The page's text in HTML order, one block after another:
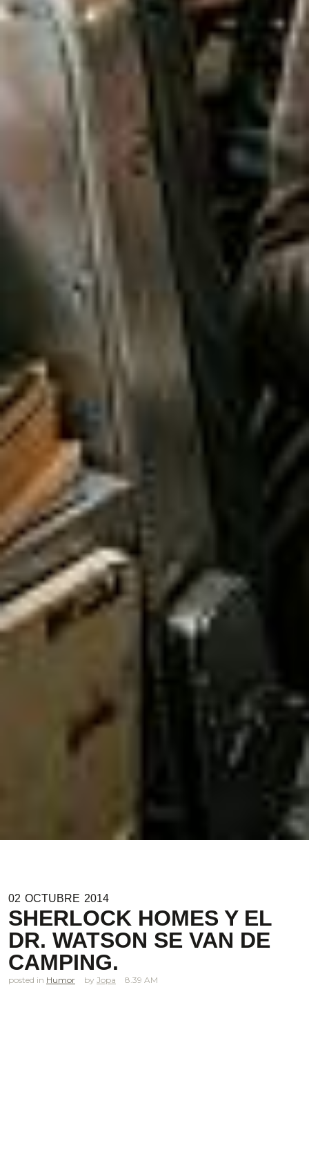
02 OCTUBRE 2014
SHERLOCK HOMES Y EL
DR. WATSON SE VAN DE
CAMPING.
posted in Humor Jopa 8.39 AM